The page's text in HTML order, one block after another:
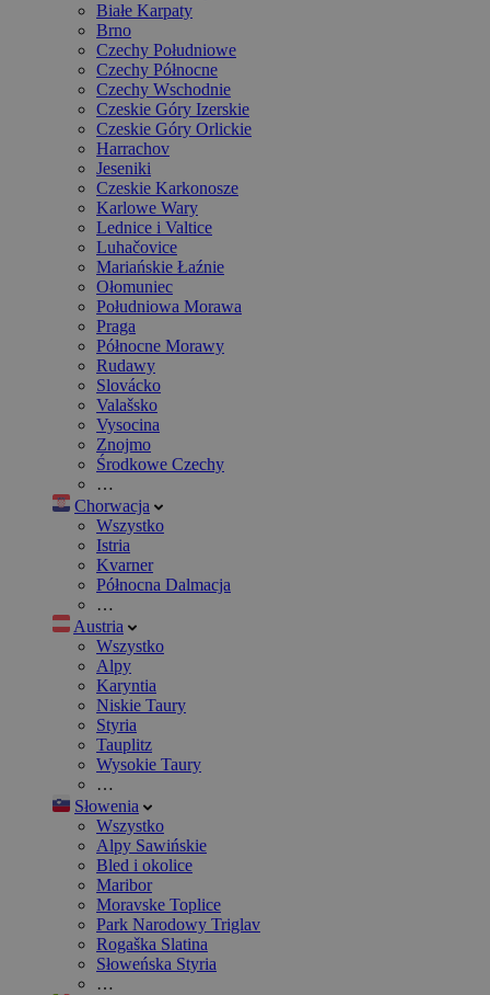
Białe Karpaty
Brno
Czechy Południowe
Czechy Północne
Czechy Wschodnie
Czeskie Góry Izerskie
Czeskie Góry Orlickie
Harrachov
Jeseniki
Czeskie Karkonosze
Karlowe Wary
Lednice i Valtice
Luhačovice
Mariańskie Łaźnie
Ołomuniec
Południowa Morawa
Praga
Północne Morawy
Rudawy
Slovácko
Valašsko
Vysocina
Znojmo
Środkowe Czechy
…
Chorwacja
Wszystko
Istria
Kvarner
Północna Dalmacja
…
Austria
Wszystko
Alpy
Karyntia
Niskie Taury
Styria
Tauplitz
Wysokie Taury
…
Słowenia
Wszystko
Alpy Sawińskie
Bled i okolice
Maribor
Moravske Toplice
Park Narodowy Triglav
Rogaška Slatina
Słoweńska Styria
…